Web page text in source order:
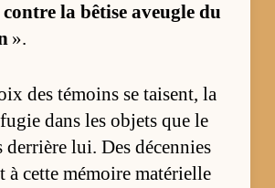
contre la bê­tise aveugle du
».
des té­moins se tai­sent, la
dans les objets que le
der­rière lui. Des dé­cen­nies
à cette mé­moire ma­té­rielle